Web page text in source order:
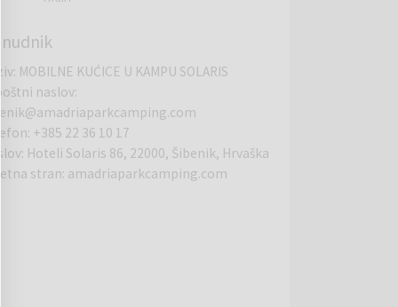
: MOBILNE KUĆICE U KAMPU SOLARIS
naslov:
: +385 22 36 10 17
: Hoteli Solaris 86, 22000, Šibenik, Hrvaška
stran: amadriaparkcamping.com